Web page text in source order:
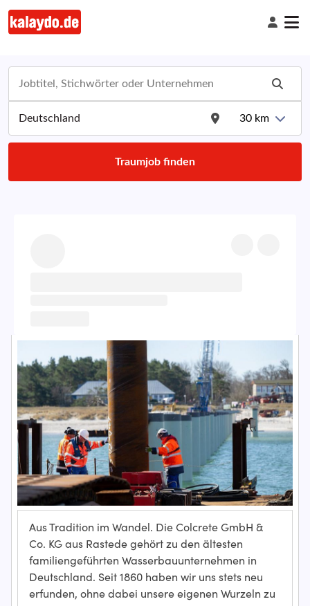
30 km
Traumjob finden